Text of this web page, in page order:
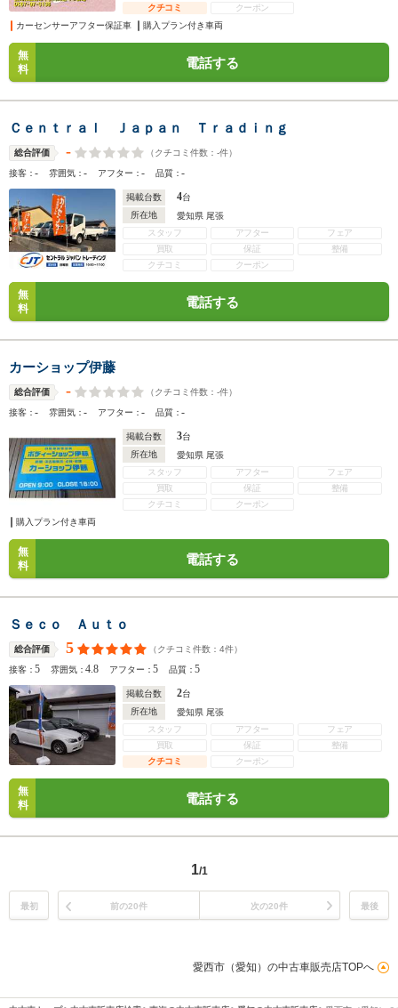
クチコミ
クーポン
カーセンサーアフター保証車
購入プラン付き車両
無
料
電話する
Ｃｅｎｔｒａｌ Ｊａｐａｎ Ｔｒａｄｉｎｇ
総合評価 - （クチコミ件数： -件）
接客：- 雰囲気：- アフター：- 品質：-
掲載台数 4台
所在地
愛知県 尾張
スタッフ
アフター
フェア
買取
保証
整備
クチコミ
クーポン
無
料
電話する
カーショップ伊藤
総合評価 - （クチコミ件数： -件）
接客：- 雰囲気：- アフター：- 品質：-
掲載台数 3台
所在地
愛知県 尾張
スタッフ
アフター
フェア
買取
保証
整備
クチコミ
クーポン
購入プラン付き車両
無
料
電話する
Ｓｅｃｏ Ａｕｔｏ
総合評価 5 （クチコミ件数： 4件）
接客：5 雰囲気：4.8 アフター：5 品質：5
掲載台数 2台
所在地
愛知県 尾張
スタッフ
アフター
フェア
買取
保証
整備
クチコミ
クーポン
無
料
電話する
1/1
最初 前の20件 次の20件 最後
愛西市（愛知）の中古車販売店TOPへ